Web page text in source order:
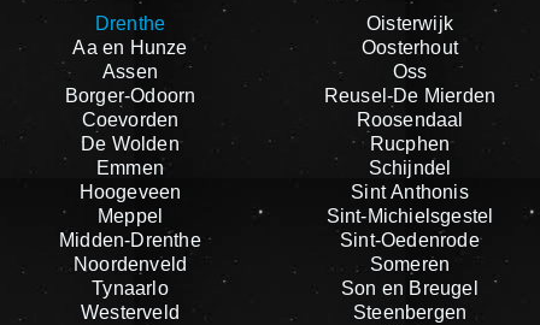
Drenthe
Aa en Hunze
Assen
Borger-Odoorn
Coevorden
De Wolden
Emmen
Hoogeveen
Meppel
Midden-Drenthe
Noordenveld
Tynaarlo
Westerveld
Oisterwijk
Oosterhout
Oss
Reusel-De Mierden
Roosendaal
Rucphen
Schijndel
Sint Anthonis
Sint-Michielsgestel
Sint-Oedenrode
Someren
Son en Breugel
Steenbergen